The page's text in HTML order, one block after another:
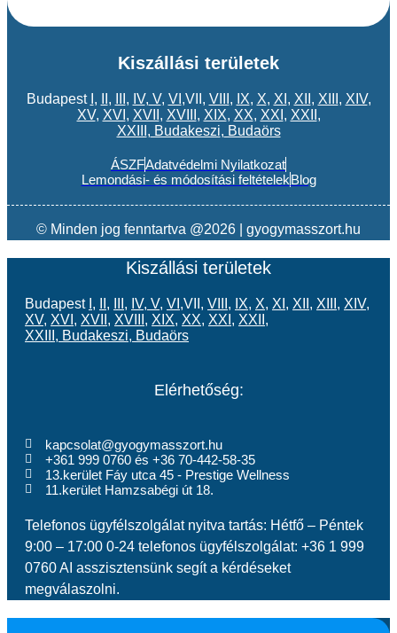
Kiszállási területek
Budapest , , , IV, V, VI ,VII, VIII , IX, X, XI , XII , XIII , XIV,
XV, XVI , XVII , XVIII , XIX, XX, XXI , XXII ,
XXIII , Budakeszi, Budaörs
ÁSZFAdatvédelmi Nyilatkozat
Lemondási- és módosítási feltételekBlog
© Minden jog fenntartva @2026 | gyogymasszort.hu
Kiszállási területek
Budapest , , , IV, V, VI ,VII, VIII , IX, X, XI , XII , XIII , XIV,
XV, XVI , XVII , XVIII , XIX, XX, XXI , XXII ,
XXIII , Budakeszi, Budaörs
Elérhetőség:
kapcsolat@gyogymasszort.hu
+361 999 0760 és +36 70-442-58-35
13.kerület Fáy utca 45 - Prestige Wellness
11.kerület Hamzsabégi út 18.
Telefonos ügyfélszolgálat nyitva tartás: Hétfő – Péntek
9:00 – 17:00 0-24 telefonos ügyfélszolgálat: +36 1 999
0760 AI asszisztensünk segít a kérdéseket
megválaszolni.